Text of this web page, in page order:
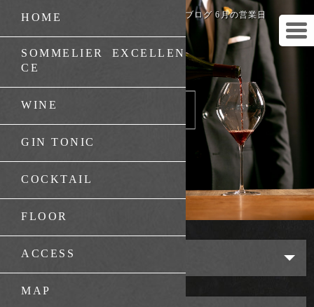
祇園・東山のバー「Bar 竹葉」のブログ 6月の営業日
HOME
SOMMELIER EXCELLEN
CE
WINE
GIN TONIC
COCKTAIL
FLOOR
ACCESS
MAP
カテゴリ